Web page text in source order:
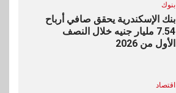
بنوك
بنك الإسكندرية يحقق صافي أرباح
7.54 مليار جنيه خلال النصف
الأول من 2026
اقتصاد